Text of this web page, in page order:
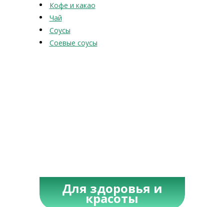
Кофе и какао
Чай
Соусы
Соевые соусы
Для здоровья и
красоты